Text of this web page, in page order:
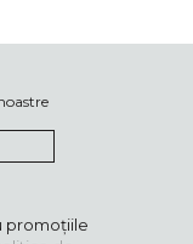
promoțiile